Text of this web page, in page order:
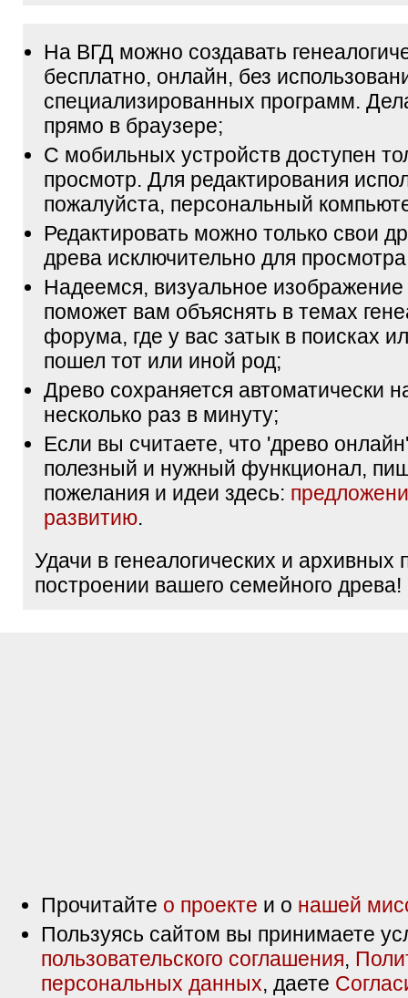
На ВГД можно создавать
бесплатно, онлайн, без
специализированных программ.
прямо в браузере;
С мобильных устройств доступен
просмотр. Для редактирования
пожалуйста, персональный
Редактировать можно только свои
древа исключительно для
Надеемся, визуальное
поможет вам объяснять в темах
форума, где у вас затык в поисках
пошел тот или иной род;
Древо сохраняется автоматически
несколько раз в минуту;
Если вы считаете, что 'древо
полезный и нужный функционал,
пожелания и идеи здесь:
развитию.
Удачи в генеалогических и архивных
построении вашего семейного древа!
Прочитайте о проекте и о нашей
Пользуясь сайтом вы принимаете
пользовательского соглашения,
персональных данных, даете